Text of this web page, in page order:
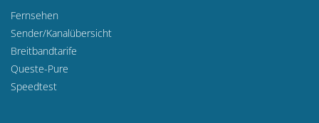
Fernsehen
Sender/Kanalübersicht
Breitbandtarife
Queste-Pure
Speedtest